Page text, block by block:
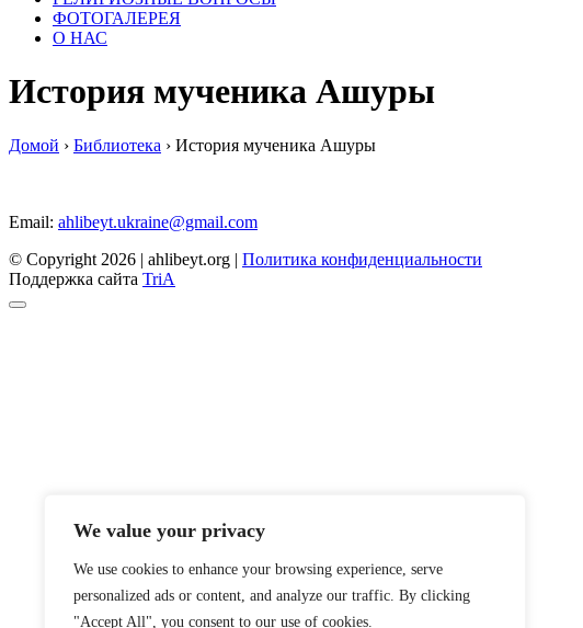
We value your privacy
We use cookies to enhance your browsing experience, serve
personalized ads or content, and analyze our traffic. By clicking
"Accept All", you consent to our use of cookies.
ФОТОГАЛЕРЕЯ
О НАС
История мученика Ашуры
Домой › Библиотека › История мученика Ашуры
Email: ahlibeyt.ukraine@gmail.com
© Copyright 2026 | ahlibeyt.org | Политика конфиденциальности
Поддержка сайта TriA